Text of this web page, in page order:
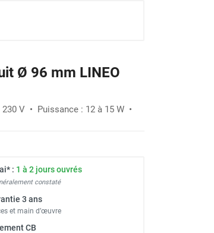
Ø 96 mm LINEO
V • Puissance : 12 à 15 W •
: 1 à 2 jours ouvrés
constaté
3 ans
et main d’œuvre
CB